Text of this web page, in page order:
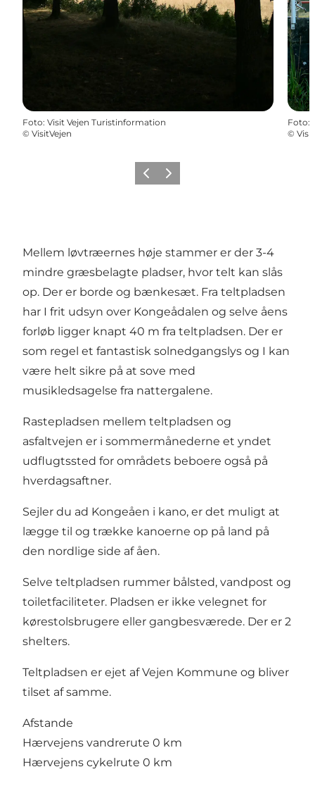
Foto: Visit Vejen Turistinformation
© VisitVejen
Foto:
©
Forrige billede
Næste billede
Mellem løvtræernes høje stammer er der 3-4
mindre græsbelagte pladser, hvor telt kan slås
op. Der er borde og bænkesæt. Fra teltpladsen
har I frit udsyn over Kongeådalen og selve åens
forløb ligger knapt 40 m fra teltpladsen. Der er
som regel et fantastisk solnedgangslys og I kan
være helt sikre på at sove med
musikledsagelse fra nattergalene.
Rastepladsen mellem teltpladsen og
asfaltvejen er i sommermånederne et yndet
udflugtssted for områdets beboere også på
hverdagsaftner.
Sejler du ad Kongeåen i kano, er det muligt at
lægge til og trække kanoerne op på land på
den nordlige side af åen.
Selve teltpladsen rummer bålsted, vandpost og
toiletfaciliteter. Pladsen er ikke velegnet for
kørestolsbrugere eller gangbesværede. Der er 2
shelters.
Teltpladsen er ejet af Vejen Kommune og bliver
tilset af samme.
Afstande
Hærvejens vandrerute 0 km
Hærvejens cykelrute 0 km